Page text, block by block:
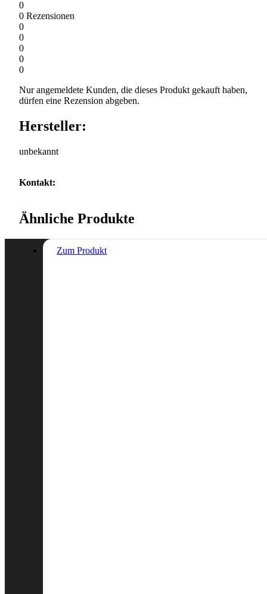
0
0 Rezensionen
0
0
0
0
0
Nur angemeldete Kunden, die dieses Produkt gekauft haben,
dürfen eine Rezension abgeben.
Hersteller:
unbekannt
Kontakt:
Ähnliche Produkte
Zum Produkt